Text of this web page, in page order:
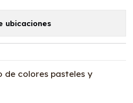
ubicaciones
de colores pasteles y